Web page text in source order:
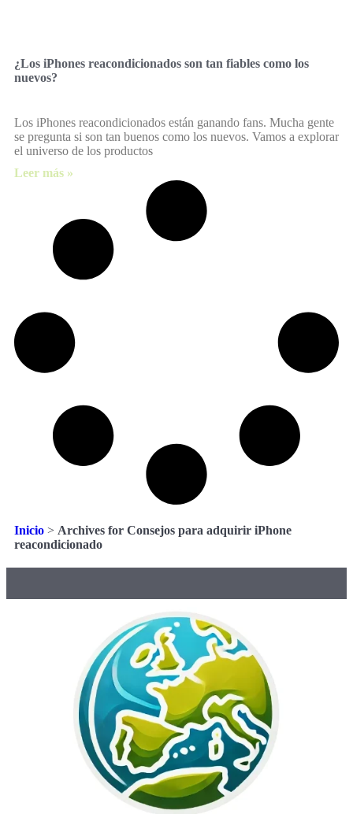
¿Los iPhones reacondicionados son tan fiables como los
nuevos?
Los iPhones reacondicionados están ganando fans. Mucha gente
se pregunta si son tan buenos como los nuevos. Vamos a explorar
el universo de los productos
Leer más »
Inicio > Archives for Consejos para adquirir iPhone
reacondicionado